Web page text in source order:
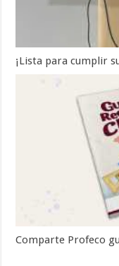
¡Lista para cumplir
Comparte Profeco